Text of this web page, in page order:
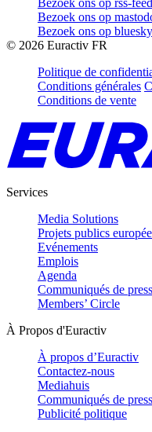
Bezoek ons op
Bezoek ons op bluesky
© 2026 Euractiv FR
Politique de
Conditions générales
Conditions de vente
Services
Media Solutions
Projets publics
Evénements
Emplois
Agenda
Communiqués de
Members’ Circle
À Propos d'Euractiv
À propos d’Euractiv
Contactez-nous
Mediahuis
Communiqués de
Publicité politique